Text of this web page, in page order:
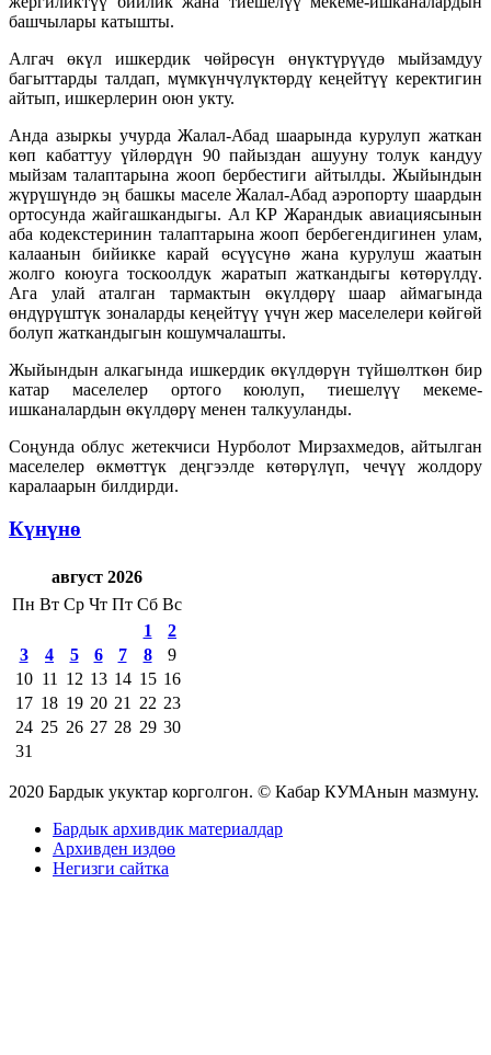
башчылары катышты.
Алгач өкүл ишкердик чөйрөсүн өнүктүрүүдө мыйзамдуу
багыттарды талдап, мүмкүнчүлүктөрдү кеңейтүү керектигин
айтып, ишкерлерин оюн укту.
Анда азыркы учурда Жалал-Абад шаарында курулуп жаткан
көп кабаттуу үйлөрдүн 90 пайыздан ашууну толук кандуу
мыйзам талаптарына жооп бербестиги айтылды. Жыйындын
жүрүшүндө эң башкы маселе Жалал-Абад аэропорту шаардын
ортосунда жайгашкандыгы. Ал КР Жарандык авиациясынын
аба кодекстеринин талаптарына жооп бербегендигинен улам,
калаанын бийикке карай өсүүсүнө жана курулуш жаатын
жолго коюуга тоскоолдук жаратып жаткандыгы көтөрүлдү.
Ага улай аталган тармактын өкүлдөрү шаар аймагында
өндүрүштүк зоналарды кеңейтүү үчүн жер маселелери көйгөй
болуп жаткандыгын кошумчалашты.
Жыйындын алкагында ишкердик өкүлдөрүн түйшөлткөн бир
катар маселелер ортого коюлуп, тиешелүү мекеме-
ишканалардын өкүлдөрү менен талкууланды.
Соңунда облус жетекчиси Нурболот Мирзахмедов, айтылган
маселелер өкмөттүк деңгээлде көтөрүлүп, чечүү жолдору
каралаарын билдирди.
Күнүнө
август 2026
Пн Вт Ср Чт Пт Сб Вс
1
2
3
4 5 6 7 8
9
10 11 12 13 14 15 16
17 18 19 20 21 22 23
24 25 26 27 28 29 30
31
2020 Бардык укуктар корголгон. © Кабар КУМАнын мазмуну.
Бардык архивдик материалдар
Архивден издөө
Негизги сайтка